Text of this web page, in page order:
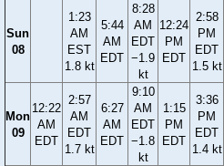
Sun
08
1:23
AM
EST
1.8 kt
5:44
AM
EDT
8:28
AM
EDT
−1.9
kt
12:24
PM
EDT
2:58
PM
EDT
1.5 kt
Mon
09
12:22
AM
EDT
2:57
AM
EDT
1.7 kt
6:27
AM
EDT
9:10
AM
EDT
−1.8
kt
1:15
PM
EDT
3:36
PM
EDT
1.4 kt